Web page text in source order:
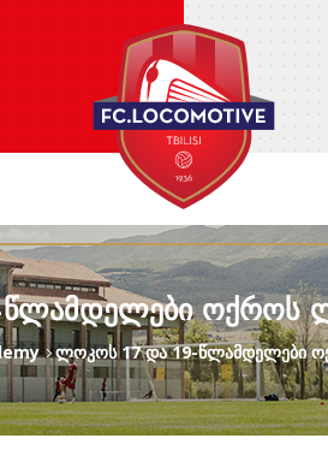
ᲬᲚᲐᲛᲓᲔᲚᲔᲑᲘ ᲝᲥᲠᲝᲡ
ლოკოს 17 და 19-წლამდელები